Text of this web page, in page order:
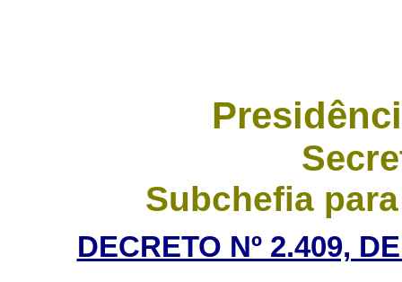
Subchefia
DECRETO Nº 2.409,